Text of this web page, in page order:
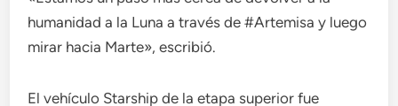
humanidad a la Luna a través de #Artemisa y luego
mirar hacia Marte», escribió.
El vehículo Starship de la etapa superior fue